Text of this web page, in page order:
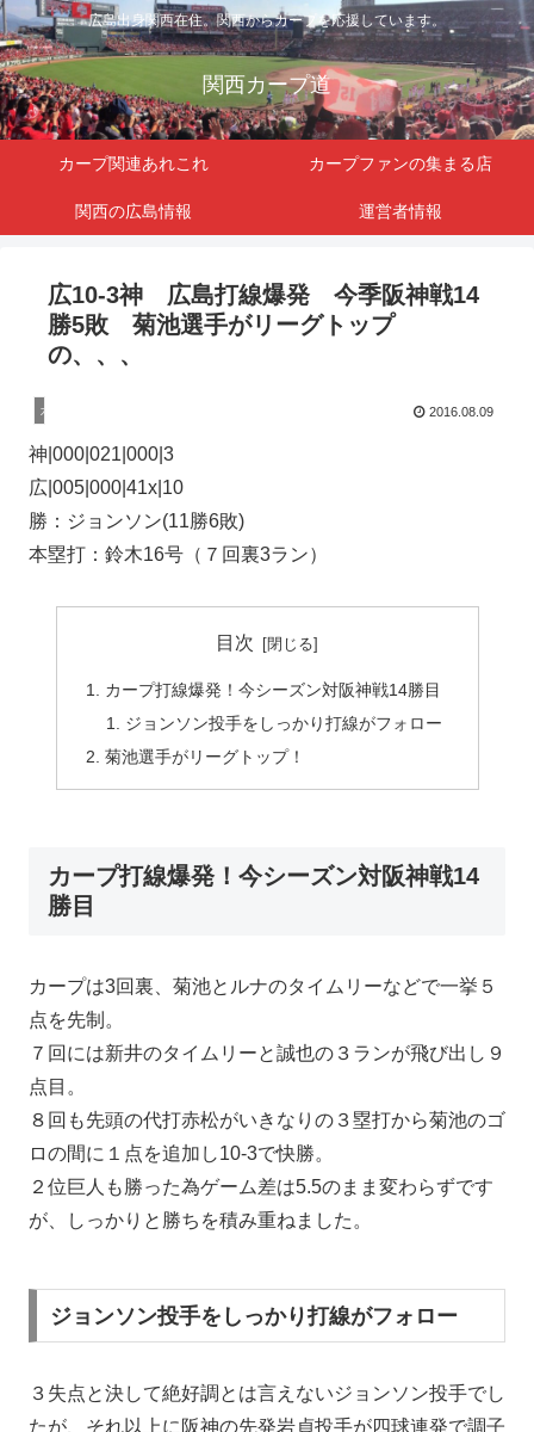
広島出身関西在住。関西からカープを応援しています。
関西カープ道
カープ関連あれこれ カープファンの集まる店
関西の広島情報 運営者情報
広10-3神 広島打線爆発 今季阪神戦14
勝5敗 菊池選手がリーグトップ
の、、、
カープ関連 2016.08.09
神|000|021|000|3
広|005|000|41x|10
勝：ジョンソン(11勝6敗)
本塁打：鈴木16号（７回裏3ラン）
目次
カープ打線爆発！今シーズン対阪神戦14勝目
ジョンソン投手をしっかり打線がフォロー
菊池選手がリーグトップ！
カープ打線爆発！今シーズン対阪神戦14
勝目
カープは3回裏、菊池とルナのタイムリーなどで一挙５
点を先制。
７回には新井のタイムリーと誠也の３ランが飛び出し９
点目。
８回も先頭の代打赤松がいきなりの３塁打から菊池のゴ
ロの間に１点を追加し10-3で快勝。
２位巨人も勝った為ゲーム差は5.5のまま変わらずです
が、しっかりと勝ちを積み重ねました。
ジョンソン投手をしっかり打線がフォロー
３失点と決して絶好調とは言えないジョンソン投手でし
たが、それ以上に阪神の先発岩貞投手が四球連発で調子